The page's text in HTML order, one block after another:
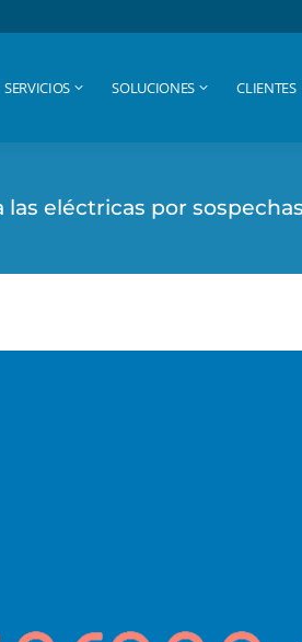
SERVICIOS SOLUCIONES CLIENTES
las eléctricas por